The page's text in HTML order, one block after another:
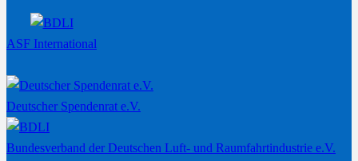
ASF International
Deutscher Spendenrat e.V.
Bundesverband der Deutschen Luft- und Raumfahrtindustrie e.V.